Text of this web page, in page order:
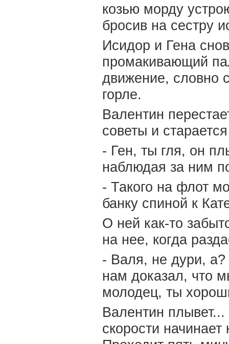
козью морду
бросив на сестру
Исидор и Гена
промакивающий
движение, словно
горле.
Валентин
советы и
- Ген, ты гля, он
наблюдая за ним
- Такого на флот
банку спиной к
О ней как-то
на нее, когда
- Валя, не дури,
нам доказал, что
молодец, ты
Валентин
скорости